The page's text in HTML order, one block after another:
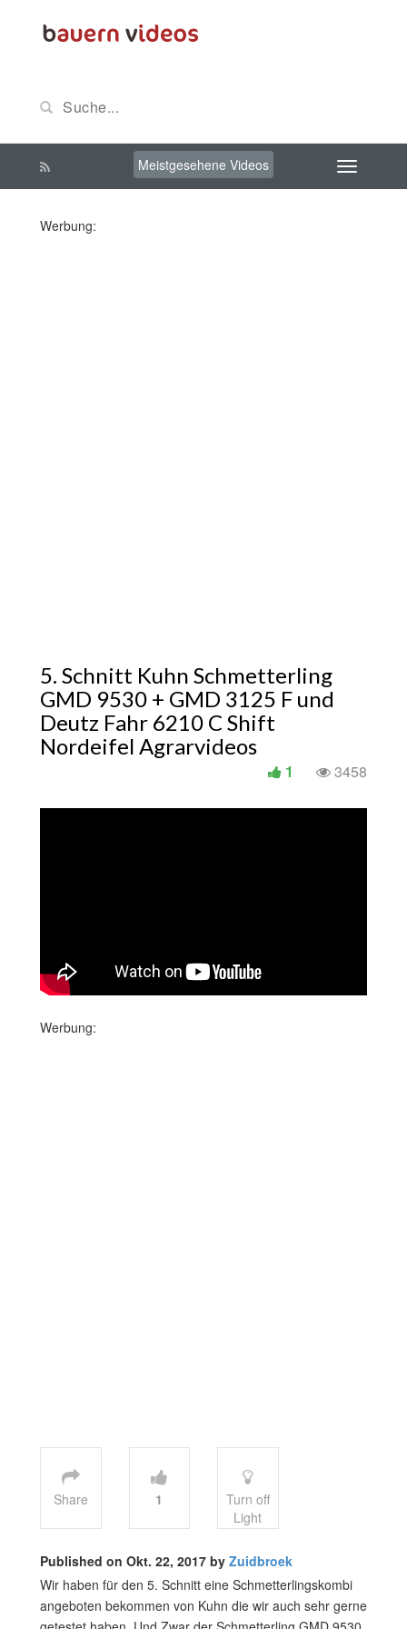
Meistgesehene Videos
Werbung:
5. Schnitt Kuhn Schmetterling
GMD 9530 + GMD 3125 F und
Deutz Fahr 6210 C Shift
Nordeifel Agrarvideos
3458
1
Werbung:
Share 1
Turn off
Light
Published on Okt. 22, 2017 by Zuidbroek
Wir haben für den 5. Schnitt eine Schmetterlingskombi
angeboten bekommen von Kuhn die wir auch sehr gerne